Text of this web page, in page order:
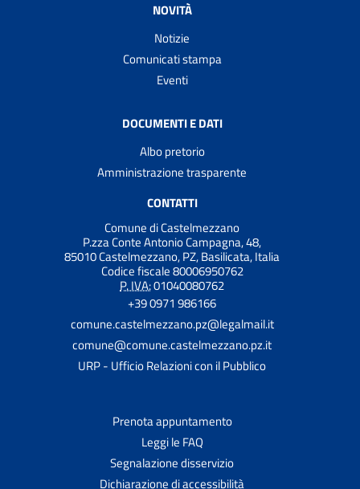
NOVITÀ
Notizie
Comunicati stampa
Eventi
DOCUMENTI E DATI
Albo pretorio
Amministrazione trasparente
CONTATTI
Comune di Castelmezzano
P.zza Conte Antonio Campagna, 48,
85010 Castelmezzano, PZ, Basilicata, Italia
Codice fiscale 80006950762
P. IVA:01040080762
+39 0971 986166
comune.castelmezzano.pz@legalmail.it
comune@comune.castelmezzano.pz.it
URP - Ufficio Relazioni con il Pubblico
Prenota appuntamento
Leggi le FAQ
Segnalazione disservizio
Dichiarazione di accessibilità